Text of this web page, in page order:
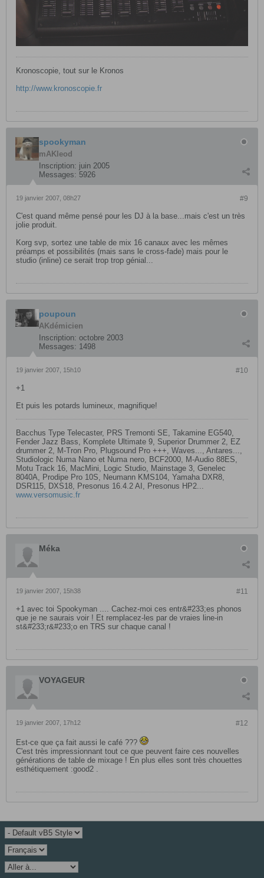
Kronoscopie, tout sur le Kronos
http://www.kronoscopie.fr
spookyman
mAKleod
Inscription: juin 2005
Messages: 5926
#9
19 janvier 2007, 08h27
C'est quand même pensé pour les DJ à la base...mais c'est un très
jolie produit.
Korg svp, sortez une table de mix 16 canaux avec les mêmes
préamps et possibilités (mais sans le cross-fade) mais pour le
studio (inline) ce serait trop trop génial...
poupoun
AKdémicien
Inscription: octobre 2003
Messages: 1498
#10
19 janvier 2007, 15h10
+1
Et puis les potards lumineux, magnifique!
Bacchus Type Telecaster, PRS Tremonti SE, Takamine EG540,
Fender Jazz Bass, Komplete Ultimate 9, Superior Drummer 2, EZ
drummer 2, M-Tron Pro, Plugsound Pro +++, Waves..., Antares...,
Studiologic Numa Nano et Numa nero, BCF2000, M-Audio 88ES,
Motu Track 16, MacMini, Logic Studio, Mainstage 3, Genelec
8040A, Prodipe Pro 10S, Neumann KMS104, Yamaha DXR8,
DSR115, DXS18, Presonus 16.4.2 AI, Presonus HP2...
www.versomusic.fr
Méka
#11
19 janvier 2007, 15h38
+1 avec toi Spookyman .... Cachez-moi ces entr&#233;es phonos
que je ne saurais voir ! Et remplacez-les par de vraies line-in
st&#233;r&#233;o en TRS sur chaque canal !
VOYAGEUR
#12
19 janvier 2007, 17h12
Est-ce que ça fait aussi le café ???
C'est très impressionnant tout ce que peuvent faire ces nouvelles
générations de table de mixage ! En plus elles sont très chouettes
esthétiquement :good2 .